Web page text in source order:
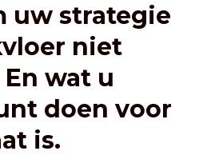
uw strategie
niet
wat u
doen voor
is.